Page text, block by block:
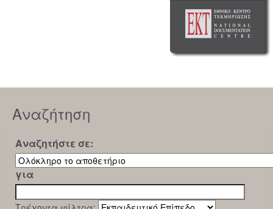
Αναζήτηση
Αναζητήστε σε:
για